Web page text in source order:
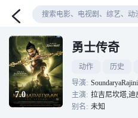
7.0
勇士传奇
动作 历史
导演:
主演: 拉吉尼坎塔,迪
别名: 未知